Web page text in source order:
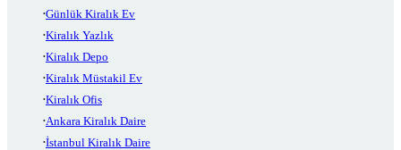
Günlük Kiralık Ev
Kiralık Yazlık
Kiralık Depo
Kiralık Müstakil Ev
Kiralık Ofis
Ankara Kiralık Daire
İstanbul Kiralık Daire